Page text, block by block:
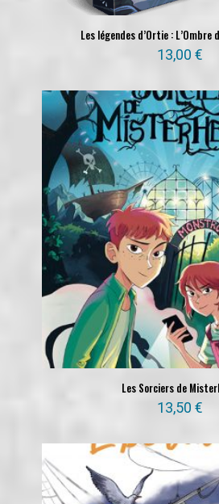
Les légendes d’Ortie : L’Ombre
13,00€
Les Sorciers de
13,50€